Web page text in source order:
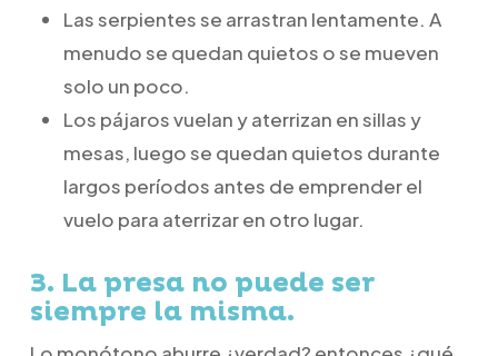
Las serpientes se arrastran lentamente. A
menudo se quedan quietos o se mueven
solo un poco.
Los pájaros vuelan y aterrizan en sillas y
mesas, luego se quedan quietos durante
largos períodos antes de emprender el
vuelo para aterrizar en otro lugar.
3. La presa no puede ser
siempre la misma.